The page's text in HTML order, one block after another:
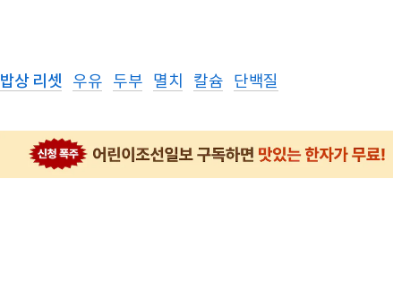
밥상 리셋 우유 두부 멸치 칼슘 단백질